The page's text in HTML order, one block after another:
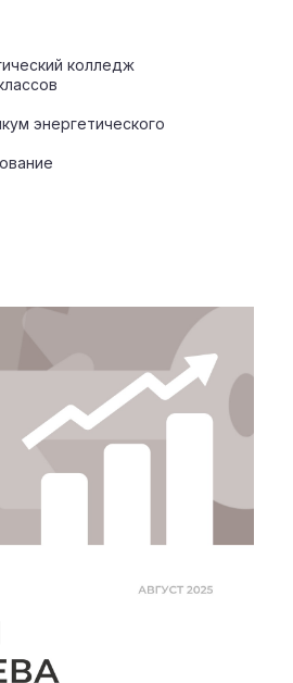
колледж
энергетического